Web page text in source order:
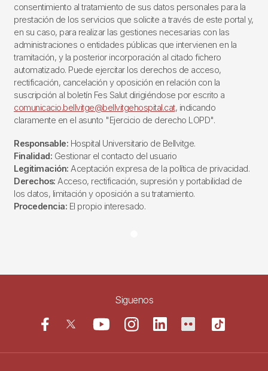
consentimiento al tratamiento de sus datos personales para la
prestación de los servicios que solicite a través de este portal y,
en su caso, para realizar las gestiones necesarias con las
administraciones o entidades públicas que intervienen en la
tramitación, y la posterior incorporación al citado fichero
automatizado. Puede ejercitar los derechos de acceso,
rectificación, cancelación y oposición en relación con la
suscripción al boletín Fes Salut dirigiéndose por escrito a
comunicacio.bellvitge@bellvitgehospital.cat, indicando
claramente en el asunto "Ejercicio de derecho LOPD".
Responsable: Hospital Universitario de Bellvitge.
Finalidad: Gestionar el contacto del usuario
Legitimación: Aceptación expresa de la política de privacidad.
Derechos: Acceso, rectificación, supresión y portabilidad de
los datos, limitación y oposición a su tratamiento.
Procedencia: El propio interesado.
Siguenos